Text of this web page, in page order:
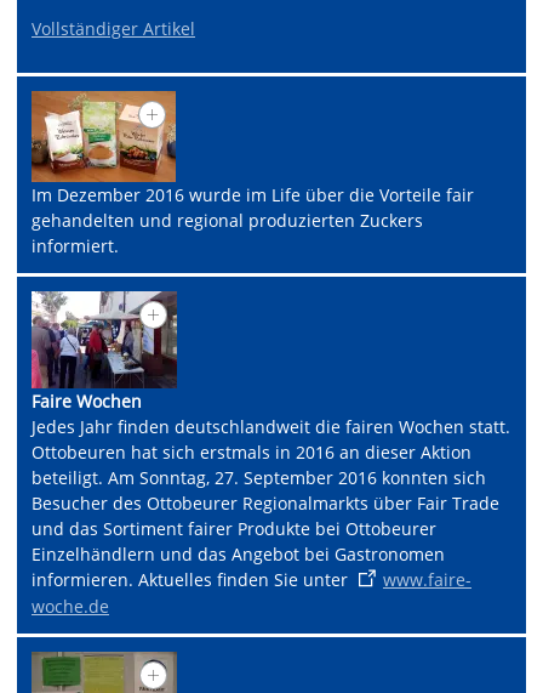
Vollständiger Artikel
Im Dezember 2016 wurde im Life über die Vorteile fair
gehandelten und regional produzierten Zuckers
informiert.
Faire Wochen
Jedes Jahr finden deutschlandweit die fairen Wochen statt.
Ottobeuren hat sich erstmals in 2016 an dieser Aktion
beteiligt. Am Sonntag, 27. September 2016 konnten sich
Besucher des Ottobeurer Regionalmarkts über Fair Trade
und das Sortiment fairer Produkte bei Ottobeurer
Einzelhändlern und das Angebot bei Gastronomen
informieren. Aktuelles finden Sie unter
www.faire-
woche.de